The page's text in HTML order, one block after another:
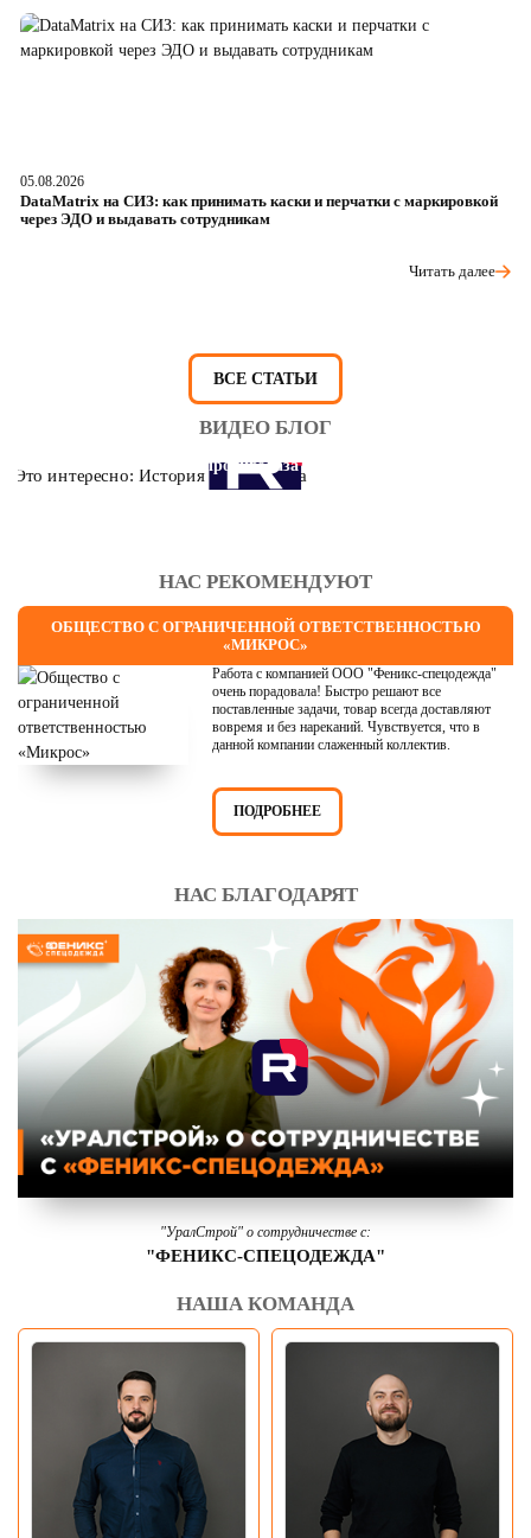
05.08.2026
DataMatrix на СИЗ: как принимать каски и перчатки с маркировкой
через ЭДО и выдавать сотрудникам
Читать далее
ВСЕ СТАТЬИ
ВИДЕО БЛОГ
Это интересно: История противогаза
НАС РЕКОМЕНДУЮТ
ОБЩЕСТВО С ОГРАНИЧЕННОЙ ОТВЕТСТВЕННОСТЬЮ
«МИКРОС»
Работа с компанией ООО "Феникс-спецодежда"
очень порадовала! Быстро решают все
поставленные задачи, товар всегда доставляют
вовремя и без нареканий. Чувствуется, что в
данной компании слаженный коллектив.
ПОДРОБНЕЕ
НАС БЛАГОДАРЯТ
"УралСтрой" о сотрудничестве с:
"ФЕНИКС-СПЕЦОДЕЖДА"
НАША КОМАНДА